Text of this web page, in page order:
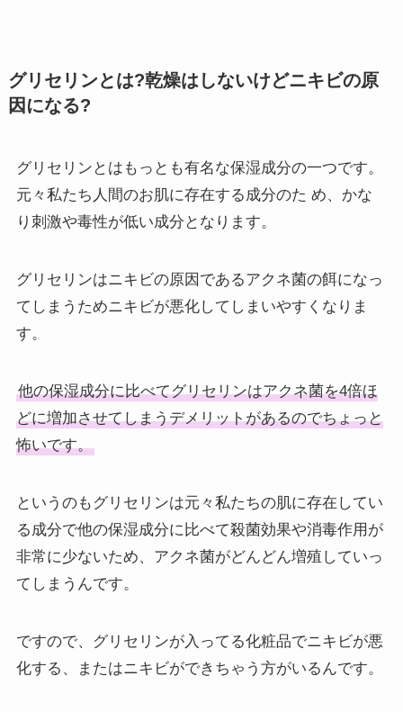
グリセリンとは?乾燥はしないけどニキビの原
因になる?
グリセリンとはもっとも有名な保湿成分の一つです。
元々私たち人間のお肌に存在する成分のた め、かな
り刺激や毒性が低い成分となります。
グリセリンはニキビの原因であるアクネ菌の餌になっ
てしまうためニキビが悪化してしまいやすくなりま
す。
他の保湿成分に比べてグリセリンはアクネ菌を4倍ほ
どに増加させてしまうデメリットがあるのでちょっと
怖いです。
というのもグリセリンは元々私たちの肌に存在してい
る成分で他の保湿成分に比べて殺菌効果や消毒作用が
非常に少ないため、アクネ菌がどんどん増殖していっ
てしまうんです。
ですので、グリセリンが入ってる化粧品でニキビが悪
化する、またはニキビができちゃう方がいるんです。